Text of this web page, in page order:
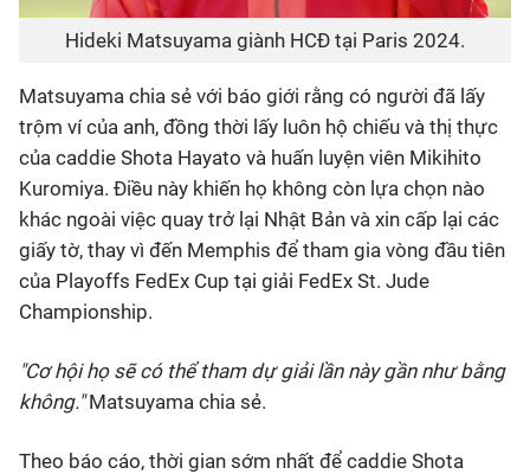
Hideki Matsuyama giành HCĐ tại Paris 2024.
Matsuyama chia sẻ với báo giới rằng có người đã lấy
trộm ví của anh, đồng thời lấy luôn hộ chiếu và thị thực
của caddie Shota Hayato và huấn luyện viên Mikihito
Kuromiya. Điều này khiến họ không còn lựa chọn nào
khác ngoài việc quay trở lại Nhật Bản và xin cấp lại các
giấy tờ, thay vì đến Memphis để tham gia vòng đầu tiên
của Playoffs FedEx Cup tại giải FedEx St. Jude
Championship.
"Cơ hội họ sẽ có thể tham dự giải lần này gần như bằng
không."Matsuyama chia sẻ.
Theo báo cáo, thời gian sớm nhất để caddie Shota